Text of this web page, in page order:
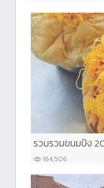
รวบรวมขนมปัง
164,506